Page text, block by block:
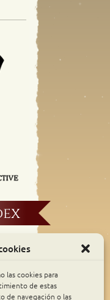
las cookies para
de estas
de navegación o las